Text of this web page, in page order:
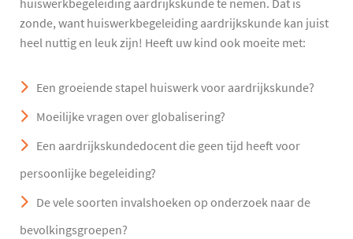
huiswerkbegeleiding aardrijkskunde te nemen. Dat is
zonde, want huiswerkbegeleiding aardrijkskunde kan juist
heel nuttig en leuk zijn! Heeft uw kind ook moeite met:
Een groeiende stapel huiswerk voor aardrijkskunde?
Moeilijke vragen over globalisering?
Een aardrijkskundedocent die geen tijd heeft voor
persoonlijke begeleiding?
De vele soorten invalshoeken op onderzoek naar de
bevolkingsgroepen?